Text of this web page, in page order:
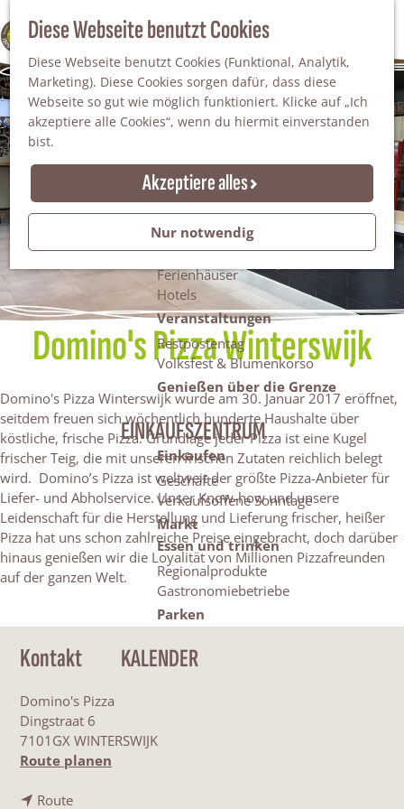
Diese Webseite benutzt Cookies
Diese Webseite benutzt Cookies (Funktional, Analytik,
Marketing). Diese Cookies sorgen dafür, dass diese
Webseite so gut wie möglich funktioniert. Klicke auf „Ich
akzeptiere alle Cookies“, wenn du hiermit einverstanden
bist.
Akzeptiere alles
Nur notwendig
100% WINTERSWIJK
S
u
c
h
e
n
M
e
n
ü
Da staunt man!
Freiheitsbäume
Natur
Naturgebiete
Nationaler Landschaftspark Winterswijk
Der Steingrube
Gärten & Parks
Übernachten
Campingplätze & Ferienparks
Gruppenunterkünfte
Bed & Breakfasts
Ferienhäuser
Hotels
Veranstaltungen
Restpostentag
Volksfest & Blumenkorso
Genießen über die Grenze
EINKAUFSZENTRUM
Einkaufen
Geschäfte
Verkaufsoffene Sonntage
Markt
Essen und trinken
Regionalprodukte
Gastronomiebetriebe
Parken
KALENDER
Domino's Pizza Winterswijk
Domino's Pizza Winterswijk wurde am 30. Januar 2017 eröffnet,
seitdem freuen sich wöchentlich hunderte Haushalte über
köstliche, frische Pizza. Grundlage jeder Pizza ist eine Kugel
frischer Teig, die mit unseren frischen Zutaten reichlich belegt
wird. Domino’s Pizza ist weltweit der größte Pizza-Anbieter für
Liefer- und Abholservice. Unser Know-how und unsere
Leidenschaft für die Herstellung und Lieferung frischer, heißer
Pizza hat uns schon zahlreiche Preise eingebracht, doch darüber
hinaus genießen wir die Loyalität von Millionen Pizzafreunden
auf der ganzen Welt.
Kontakt
Domino's Pizza
Dingstraat 6
7101GX WINTERSWIJK
Route planen
Routeb